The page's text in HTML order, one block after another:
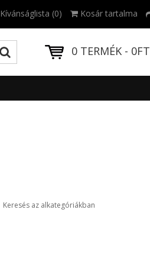
Kívánságlista (0) Kosár tartalma
0 TERMÉK - 0FT
Keresés az alkategóriákban